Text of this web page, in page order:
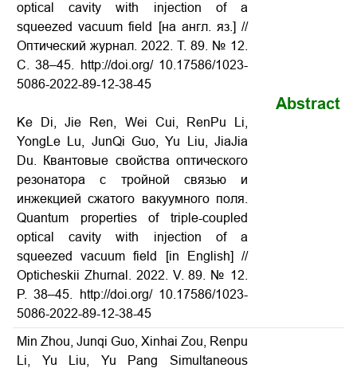
optical cavity with injection of a
squeezed vacuum field [на англ. яз.] //
Оптический журнал. 2022. Т. 89. № 12.
С. 38–45. http://doi.org/ 10.17586/1023-
5086-2022-89-12-38-45
Ke Di, Jie Ren, Wei Cui, RenPu Li,
YongLe Lu, JunQi Guo, Yu Liu, JiaJia
Du. Квантовые свойства оптического
резонатора с тройной связью и
инжекцией сжатого вакуумного поля.
Quantum properties of triple-coupled
optical cavity with injection of a
squeezed vacuum field [in English] //
Opticheskii Zhurnal. 2022. V. 89. № 12.
P. 38–45. http://doi.org/ 10.17586/1023-
5086-2022-89-12-38-45
Abstract
Min Zhou, Junqi Guo, Xinhai Zou, Renpu
Li, Yu Liu, Yu Pang Simultaneous